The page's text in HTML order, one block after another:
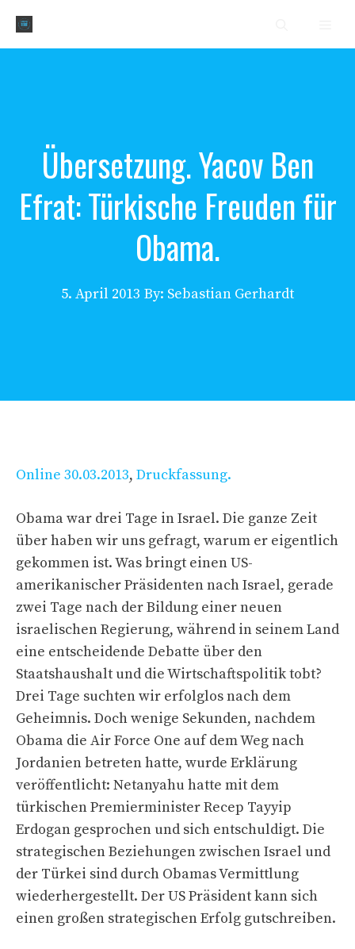
Inhalt
springen
Übersetzung. Yacov Ben
Efrat: Türkische Freuden für
Obama.
5. April 2013 By: Sebastian Gerhardt
Online 30.03.2013, Druckfassung.
Obama war drei Tage in Israel. Die ganze Zeit
über haben wir uns gefragt, warum er eigentlich
gekommen ist. Was bringt einen US-
amerikanischer Präsidenten nach Israel, gerade
zwei Tage nach der Bildung einer neuen
israelischen Regierung, während in seinem Land
eine entscheidende Debatte über den
Staatshaushalt und die Wirtschaftspolitik tobt?
Drei Tage suchten wir erfolglos nach dem
Geheimnis. Doch wenige Sekunden, nachdem
Obama die Air Force One auf dem Weg nach
Jordanien betreten hatte, wurde Erklärung
veröffentlicht: Netanyahu hatte mit dem
türkischen Premierminister Recep Tayyip
Erdogan gesprochen und sich entschuldigt. Die
strategischen Beziehungen zwischen Israel und
der Türkei sind durch Obamas Vermittlung
wiederhergestellt. Der US Präsident kann sich
einen großen strategischen Erfolg gutschreiben.